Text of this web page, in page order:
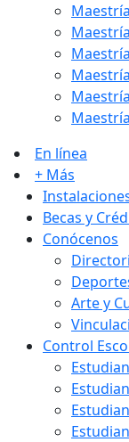
En línea
+ Más
Becas y
Conócenos
Arte y
Control